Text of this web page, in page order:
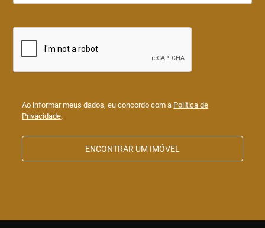
Ao informar meus dados, eu concordo com a Política de
Privacidade.
ENCONTRAR UM IMÓVEL